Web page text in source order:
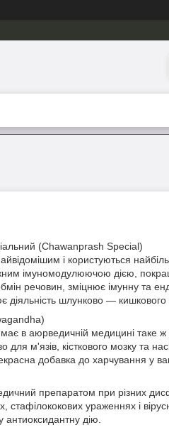
(Chawanprash Special)
і користуються
імуномодулюючою дією,
речовин, зміцнює імунну та
діяльність шлунково — кишкового
в аюрведичній медицині таке
для м'язів, кісткового мозку та
добавка до харчування у
препаратом при різних
ураженнях і
дію.